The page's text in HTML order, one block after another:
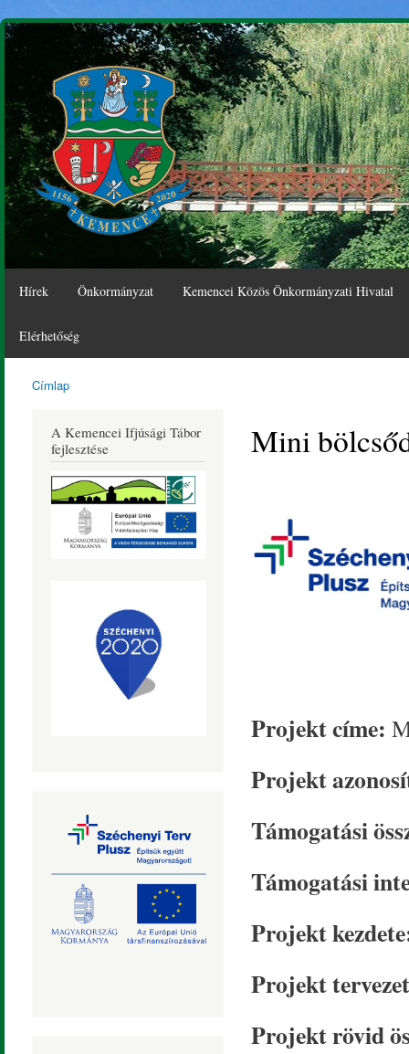
Hírek Önkormányzat Kemencei Közös Önkormányzati Hivatal
Elérhetőség
Kemence
Község
Honlapja
Címlap
A Kemencei Ifjúsági Tábor
fejlesztése
Mini
Projekt címe:
Projekt
Támogatási
Támogatási
Projekt
Projekt
Projekt rövid